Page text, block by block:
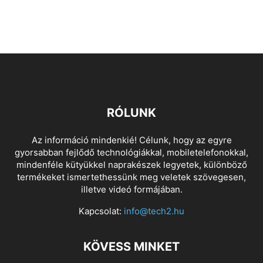
RÓLUNK
Az információ mindenkié! Célunk, hogy az egyre
gyorsabban fejlődő technológiákkal, mobiletelefonokkal,
mindenféle kütyükkel naprakészek legyetek, különböző
termékeket ismertethessünk meg veletek szövegesen,
illetve videó formájában.
Kapcsolat: info@tech2.hu
KÖVESS MINKET